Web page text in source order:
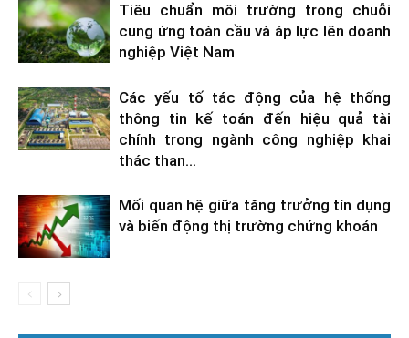
Tiêu chuẩn môi trường trong chuỗi
cung ứng toàn cầu và áp lực lên doanh
nghiệp Việt Nam
Các yếu tố tác động của hệ thống
thông tin kế toán đến hiệu quả tài
chính trong ngành công nghiệp khai
thác than...
Mối quan hệ giữa tăng trưởng tín dụng
và biến động thị trường chứng khoán